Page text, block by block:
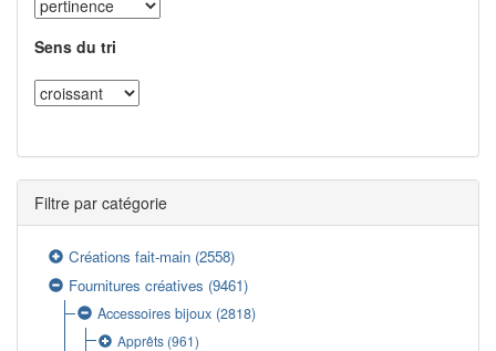
Sens du tri
Filtre par catégorie
Créations fait-main (2558)
Fournitures créatives (9461)
Accessoires bijoux (2818)
Apprêts(961)